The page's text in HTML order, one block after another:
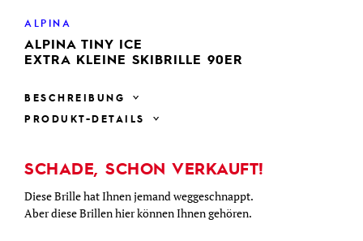
ALPINA
ALPINA TINY ICE
EXTRA KLEINE SKIBRILLE 90ER
BESCHREIBUNG
PRODUKT-DETAILS
SCHADE, SCHON VERKAUFT!
Diese Brille hat Ihnen jemand weggeschnappt.
Aber diese Brillen hier können Ihnen gehören.